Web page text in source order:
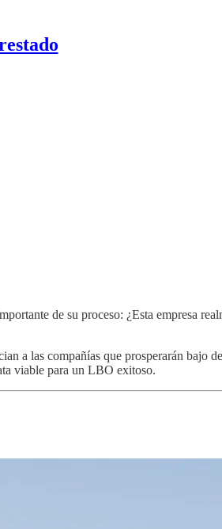
de su proceso: ¿Esta empresa
a las compañías que prosperarán bajo
viable para un LBO exitoso.